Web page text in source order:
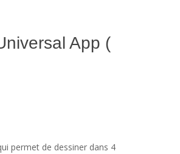
App (
permet de dessiner dans 4